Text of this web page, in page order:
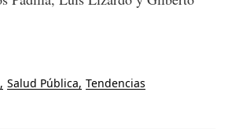
Salud Pública Tendencias